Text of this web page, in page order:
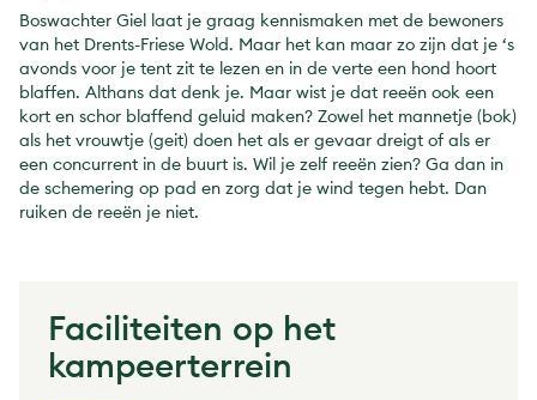
Boswachter Giel laat je graag kennismaken met de bewoners
van het Drents-Friese Wold. Maar het kan maar zo zijn dat je ‘s
avonds voor je tent zit te lezen en in de verte een hond hoort
blaffen. Althans dat denk je. Maar wist je dat reeën ook een
kort en schor blaffend geluid maken? Zowel het mannetje (bok)
als het vrouwtje (geit) doen het als er gevaar dreigt of als er
een concurrent in de buurt is. Wil je zelf reeën zien? Ga dan in
de schemering op pad en zorg dat je wind tegen hebt. Dan
ruiken de reeën je niet.
Faciliteiten op het
kampeerterrein